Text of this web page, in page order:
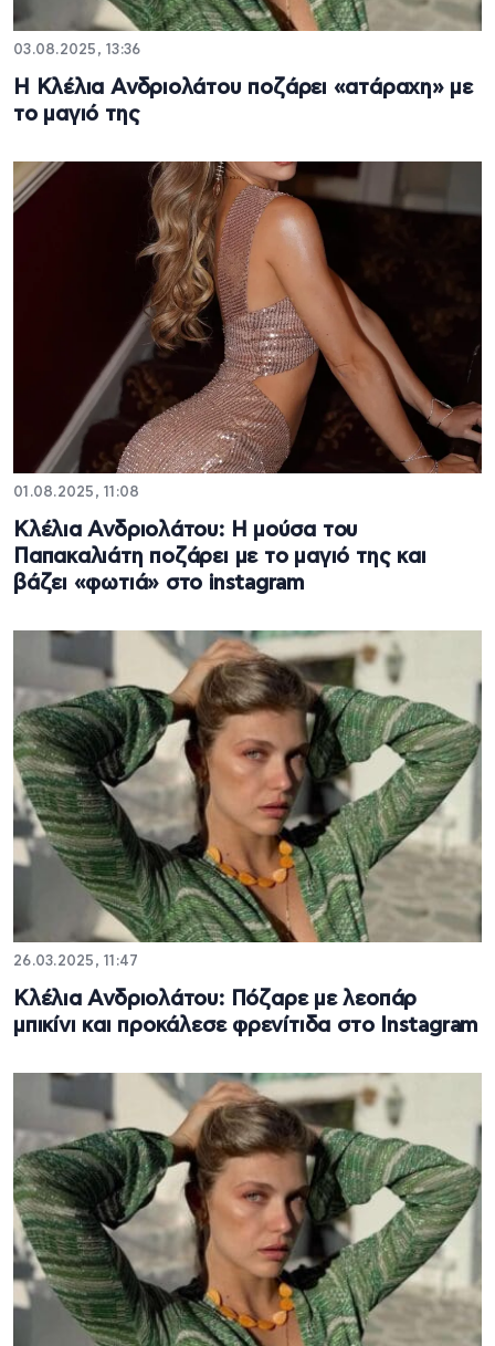
03.08.2025, 13:36
Η Κλέλια Ανδριολάτου ποζάρει «ατάραχη» με
το μαγιό της
01.08.2025, 11:08
Κλέλια Ανδριολάτου: Η μούσα του
Παπακαλιάτη ποζάρει με το μαγιό της και
βάζει «φωτιά» στο instagram
26.03.2025, 11:47
Κλέλια Ανδριολάτου: Πόζαρε με λεοπάρ
μπικίνι και προκάλεσε φρενίτιδα στο Instagram